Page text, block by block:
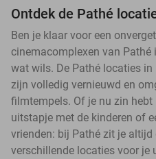
Ontdek de Pathé
Ben je klaar voor een
cinemacomplexen van Pathé
wat wils. De Pathé locaties in
zijn volledig vernieuwd en
filmtempels. Of je nu zin hebt
uitstapje met de kinderen of
vrienden: bij Pathé zit je altijd
verschillende locaties voor je